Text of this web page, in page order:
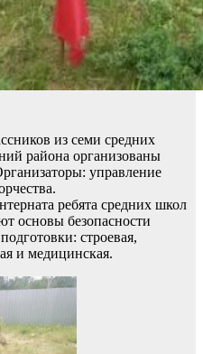
из семи средних
района организованы
управление
ребята средних школ
основы безопасности
строевая,
и медицинская.